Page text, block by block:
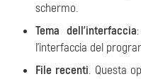
schermo.
Tema dell'interfaccia
l'interfaccia del
File recenti. Questa